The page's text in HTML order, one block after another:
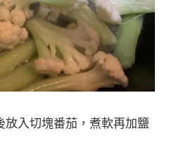
入切塊番茄，煮軟再加鹽